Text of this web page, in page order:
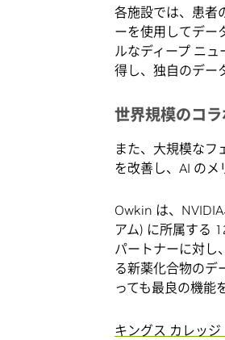
各施設では、患者
ーを使用してデー
ルなディープ ニ
得し、独自のデー
世界規模のコ
また、大規模なフ
を改善し、AI のメ
Owkin は、
アム) に所属する
パートナーに対し
る新薬化合物のデ
っても最良の機能
キングス カレッジ